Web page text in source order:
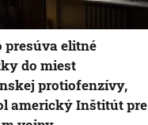
presúva elitné
do miest
protiofenzívy,
americký Inštitút pre